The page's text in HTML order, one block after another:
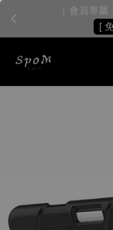
［ 會員專
[